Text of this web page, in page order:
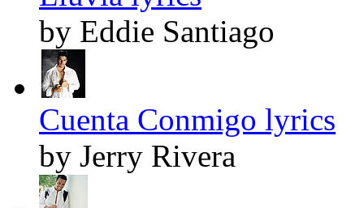
by Eddie Santiago
Cuenta Conmigo lyrics
by Jerry Rivera